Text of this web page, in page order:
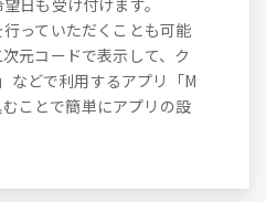
っていただくことも可能
元コードで表示して、ク
などで利用するアプリ「M
ことで簡単にアプリの設